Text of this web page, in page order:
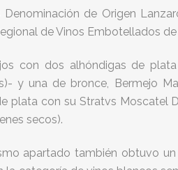
Denominación de Origen
de Vinos Embotellados
con dos alhóndigas de
y una de bronce, Bermejo
plata con su Stratvs Moscatel
secos).
apartado también obtuvo